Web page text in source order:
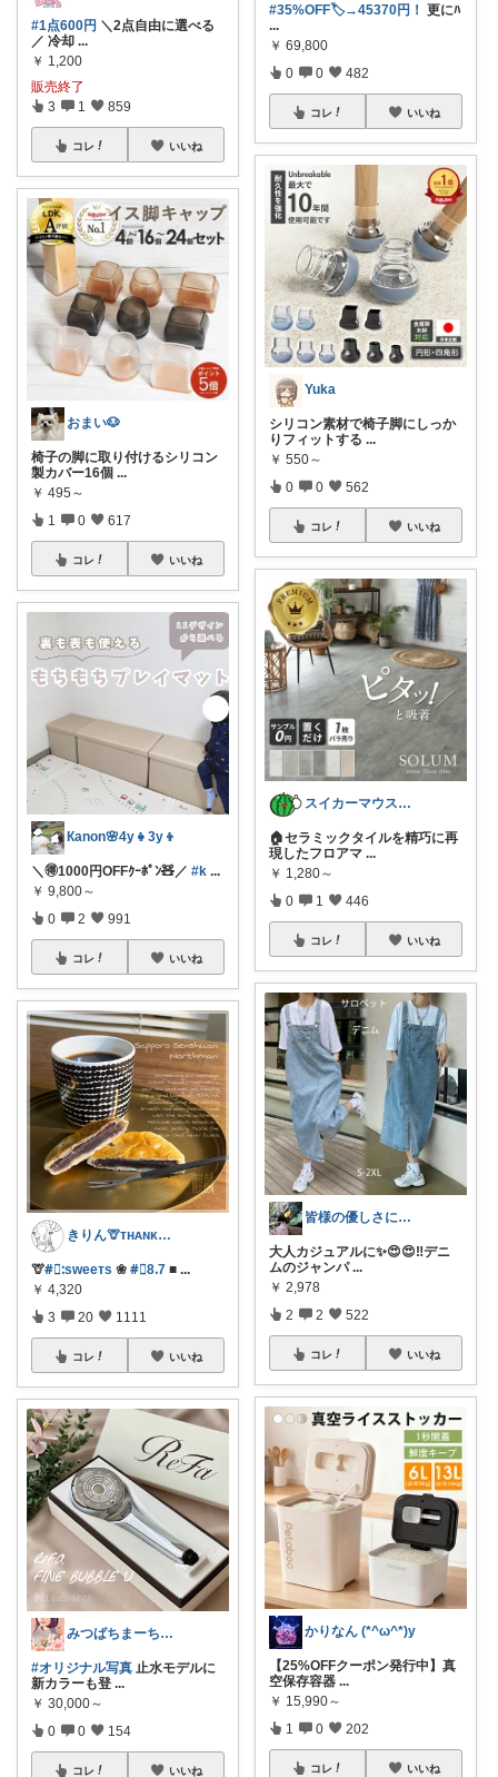
#1点600円 ＼2点自由に選べる
／ 冷却 ...
￥ 1,200
販売終了
3 1 859
コレ いいね
おまい🐶
椅子の脚に取り付けるシリコン
製カバー16個 ...
￥ 495～
1 0 617
コレ いいね
Кanon🌸4y👧3y👦
＼🉐1000円OFFｸｰﾎﾟﾝ🧸／ #k ...
￥ 9,800～
0 2 991
コレ いいね
きりん🦒ᴛʜᴀɴᴋs ᴀʟᴡᴀʏs.
🦒#⃞ᱺsᴡeeᴛs ❀ #⃞8ᱹ7 ■ ...
￥ 4,320
3 20 1111
コレ いいね
みつばちまーちᵀᴴᴬᴺᴷ ᵞᴼᵁ ◡̈*
#オリジナル写真 止水モデルに
新カラーも登 ...
￥ 30,000～
0 0 154
コレ いいね
#35%OFF🏷️→45370円！ 更にﾊ
...
￥ 69,800
0 0 482
コレ いいね
Yuka
シリコン素材で椅子脚にしっか
りフィットする ...
￥ 550～
0 0 562
コレ いいね
スイカーマウス🍉🐭
🏠セラミックタイルを精巧に再
現したフロアマ ...
￥ 1,280～
0 1 446
コレ いいね
皆様の優しさに感謝です✨happyミルク
大人カジュアルに✨😍😍‼️デニ
ムのジャンパ ...
￥ 2,978
2 2 522
コレ いいね
かりなん (*^ω^*)y
【25%OFFクーポン発行中】真
空保存容器 ...
￥ 15,990～
1 0 202
コレ いいね